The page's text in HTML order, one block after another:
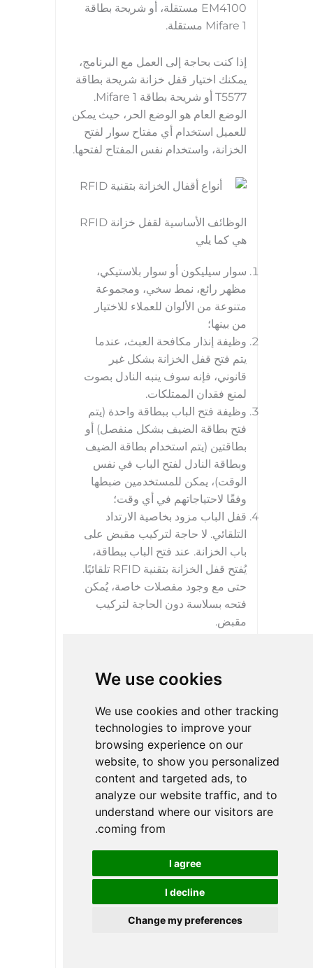
We use cookies
We use cookies and other tracking
technologies to improve your
browsing experience on our
website, to show you personalized
content and targeted ads, to
analyze our website traffic, and to
understand where our visitors are
coming from.
I agree
I decline
Change my preferences
EM4100 مستقلة، أو شريحة بطاقة
Mifare 1 مستقلة.
إذا كنت بحاجة إلى العمل مع البرنامج،
يمكنك اختيار قفل خزانة شريحة بطاقة
T5577 أو شريحة بطاقة Mifare 1.
الوضع العام هو الوضع الحر، حيث يمكن
للعميل استخدام أي مفتاح سوار لفتح
الخزانة، واستخدام نفس المفتاح لفتحها.
الوظائف الأساسية لقفل خزانة RFID
هي كما يلي
سوار سيليكون أو سوار بلاستيكي،
مظهر رائع، نمط سخي، ومجموعة
متنوعة من الألوان للعملاء للاختيار
من بينها؛
وظيفة إنذار مكافحة العبث، عندما
يتم فتح قفل الخزانة بشكل غير
قانوني، فإنه سوف ينبه النادل بصوت
لمنع فقدان الممتلكات.
وظيفة فتح الباب ببطاقة واحدة (يتم
فتح بطاقة الضيف بشكل منفصل) أو
بطاقتين (يتم استخدام بطاقة الضيف
وبطاقة النادل لفتح الباب في نفس
الوقت)، يمكن للمستخدمين ضبطها
وفقًا لاحتياجاتهم في أي وقت؛
قفل الباب مزود بخاصية الارتداد
التلقائي. لا حاجة لتركيب مقبض على
باب الخزانة. عند فتح الباب ببطاقة،
يُفتح قفل الخزانة بتقنية RFID تلقائيًا.
حتى مع وجود مفصلات خاصة، يُمكن
فتحه بسلاسة دون الحاجة لتركيب
مقبض.
العالية، وسهلة الحمل، وآمنة ومتينة؛
حركة تروس مشتركة، تشغيل آمن
وموثوق به؛
وظيفة تنبيه انخفاض الجهد. عندما
يكون الجهد أقل من 4.8 فولت، في
كل مرة تُفتح فيها البطاقة، يُصدر قفل
خزانة RFID صوتًا وضوءًا مزدوجين.
في هذه الحالة، يجب استبدال
البطارية في الوقت المناسب.
يمكن تحقيق وظيفة إدارة ثلاثية
المستويات، أو يمكن صياغة خطة
العميل؛
مزود بمصدر طاقة خارجي. عندما لا